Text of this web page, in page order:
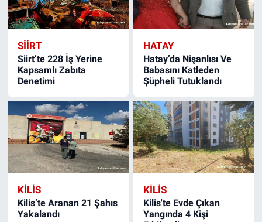
SIIRT
Siirt’te 228 İş Yerine
Kapsamlı Zabıta
Denetimi
HATAY
Hatay’da Nişanlısı Ve
Babasını Katleden
Şüpheli Tutuklandı
KILIS
Kilis’te Aranan 21 Şahıs
Yakalandı
KILIS
Kilis'te Evde Çıkan
Yangında 4 Kişi